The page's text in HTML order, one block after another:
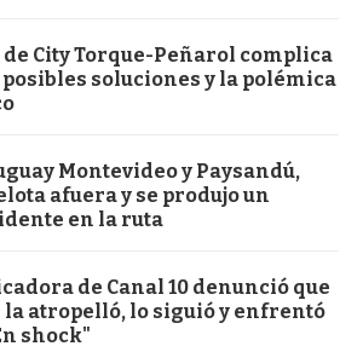
City Torque-Peñarol complica
posibles soluciones y la polémica
Montevideo y Paysandú,
afuera y se produjo un
en la ruta
de Canal 10 denunció que
la atropelló, lo siguió y enfrentó
shock"